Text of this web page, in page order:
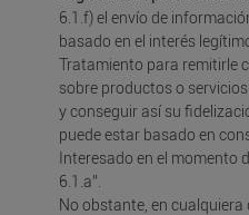
6.1.f) el envío de
basado en el interés
Tratamiento para remitirle
sobre productos o
y conseguir así su
puede estar basado en
Interesado en el momento
6.1.a”.
No obstante, en cualquiera